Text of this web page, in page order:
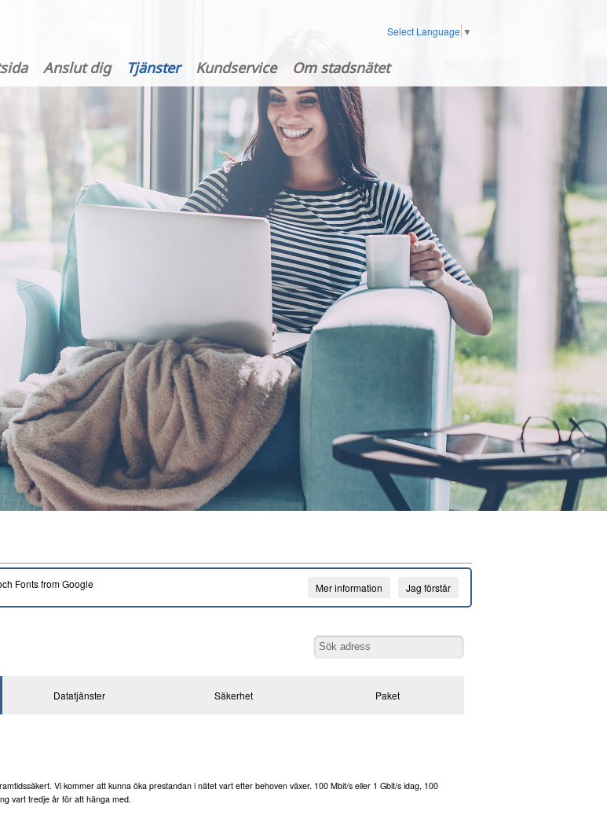
Anslut dig Tjänster Kundservice Om stadsnätet
Select Language ▼
Fonts from Google Jag förstår
Mer information
Datatjänster Säkerhet Paket
Vi kommer att kunna öka prestandan i nätet vart efter behoven växer. 100 Mbit/s eller 1 Gbit/s idag, 100
vart tredje år för att hänga med.